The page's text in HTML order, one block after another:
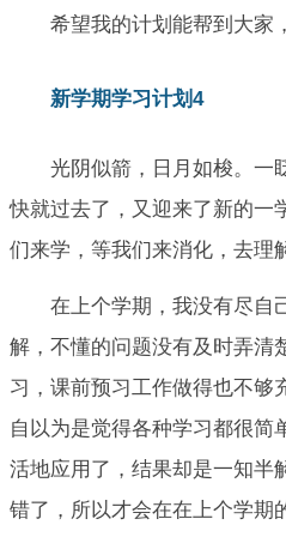
希望我的计划能帮到大家
新学期学习计划4
光阴似箭，日月如梭。一
快就过去了，又迎来了新的一
们来学，等我们来消化，去理
在上个学期，我没有尽自
解，不懂的问题没有及时弄清
习，课前预习工作做得也不够
自以为是觉得各种学习都很简
活地应用了，结果却是一知半
错了，所以才会在在上个学期